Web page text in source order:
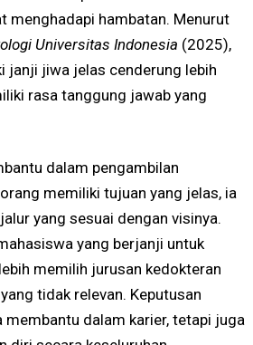
menghadapi hambatan. Menurut
Universitas Indonesia (2025),
janji jiwa jelas cenderung lebih
rasa tanggung jawab yang
dalam pengambilan
memiliki tujuan yang jelas, ia
yang sesuai dengan visinya.
yang berjanji untuk
memilih jurusan kedokteran
tidak relevan. Keputusan
membantu dalam karier, tetapi juga